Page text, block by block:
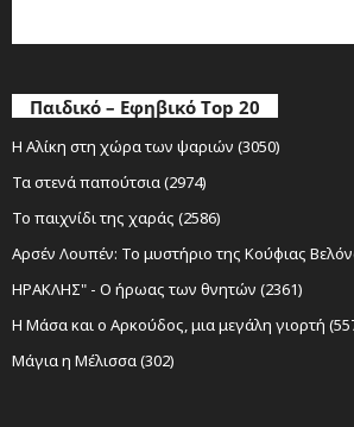
Παιδικό – Εφηβικό Top 20
Η Αλίκη στη χώρα των ψαριών (3050)
Τα στενά παπούτσια (2974)
Το παιχνίδι της χαράς (2586)
Αρσέν Λουπέν: Το μυστήριο της Κούφιας
ΗΡΑΚΛΗΣ" - Ο ήρωας των θνητών (2361)
Η Μάσα και ο Αρκούδος, μια μεγάλη γιορτή
Μάγια η Μέλισσα (302)